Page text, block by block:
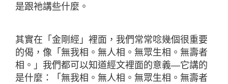
是跟祂講些什麼。
其實在「金剛經」裡面，我們常常唸幾個很重要
的偈，像「無我相。無人相。無眾生相。無壽者
相。」我們都可以知道經文裡面的意義—它講的
是什麼：「無我相。無人相。無眾生相。無壽者